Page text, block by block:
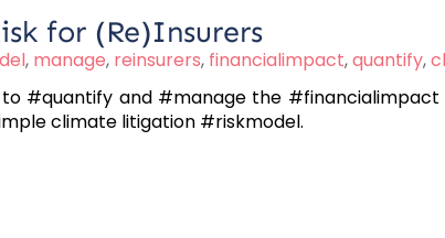
for (Re)Insurers
, manage, reinsurers, financialimpact,quantify,
#quantify and #manage the
climate litigation #riskmodel.